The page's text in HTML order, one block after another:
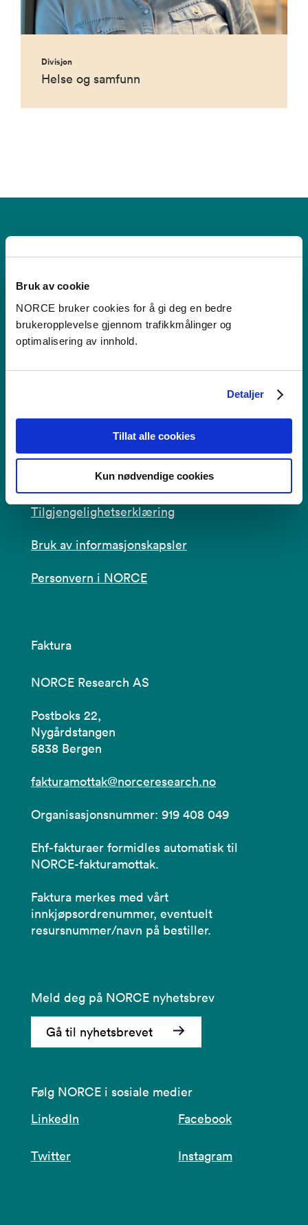
Bruk av cookie
NORCE bruker cookies for å gi deg en bedre
brukeropplevelse gjennom trafikkmålinger og
optimalisering av innhold.
Detaljer
Tillat alle cookies
Kun nødvendige cookies
Divisjon
Helse og samfunn
Kontakt
Postboks 22,
Se alle våre lokasjoner
Tilgjengelighetserklæring
Bruk av informasjonskapsler
Personvern i NORCE
Faktura
NORCE Research AS
Postboks 22,
Nygårdstangen
5838 Bergen
fakturamottak@norceresearch.no
Organisasjonsnummer: 919 408 049
Ehf-fakturaer formidles automatisk til
NORCE-fakturamottak.
Faktura merkes med vårt
innkjøpsordrenummer, eventuelt
resursnummer/navn på bestiller.
Meld deg på NORCE nyhetsbrev
Gå til nyhetsbrevet
Følg NORCE i sosiale medier
LinkedIn
Facebook
Twitter Instagram